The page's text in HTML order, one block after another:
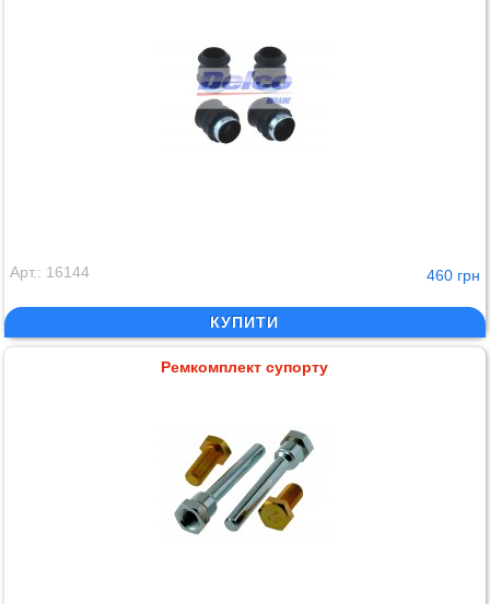
Арт.: 16144 460 грн
КУПИТИ
Ремкомплект супорту